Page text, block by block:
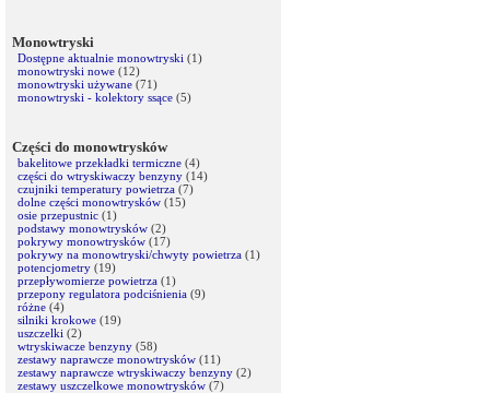
Monowtryski
Dostępne aktualnie monowtryski (1)
monowtryski nowe (12)
monowtryski używane (71)
monowtryski - kolektory ssące (5)
Części do monowtrysków
bakelitowe przekładki termiczne (4)
części do wtryskiwaczy benzyny (14)
czujniki temperatury powietrza (7)
dolne części monowtrysków (15)
osie przepustnic (1)
podstawy monowtrysków (2)
pokrywy monowtrysków (17)
pokrywy na monowtryski/chwyty powietrza (1)
potencjometry (19)
przepływomierze powietrza (1)
przepony regulatora podciśnienia (9)
różne (4)
silniki krokowe (19)
uszczelki (2)
wtryskiwacze benzyny (58)
zestawy naprawcze monowtrysków (11)
zestawy naprawcze wtryskiwaczy benzyny (2)
zestawy uszczelkowe monowtrysków (7)